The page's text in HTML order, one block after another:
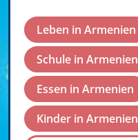
Leben in Armenien
Schule in Armenien
Essen in Armenien
Kinder in Armenien